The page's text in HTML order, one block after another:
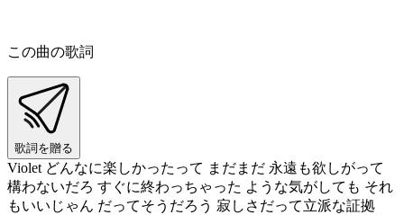
この曲の歌詞
歌詞を贈る
Violet どんなに楽しかったって まだまだ 永遠も欲しがって
構わないだろ すぐに終わっちゃった ような気がしても それ
もいいじゃん だってそうだろう 寂しさだって立派な証拠